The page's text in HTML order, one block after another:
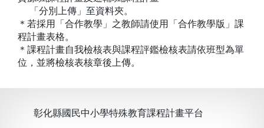
「分別上傳」至資料夾。
＊若採用「合作教學」之教師請使用「合作教學版」課
程計畫表格。
＊課程計畫自我檢核表與課程評鑑檢核表請依班型為單
位，並將檢核表核章後上傳。
彰化縣國民中小學特殊教育課程計畫平台